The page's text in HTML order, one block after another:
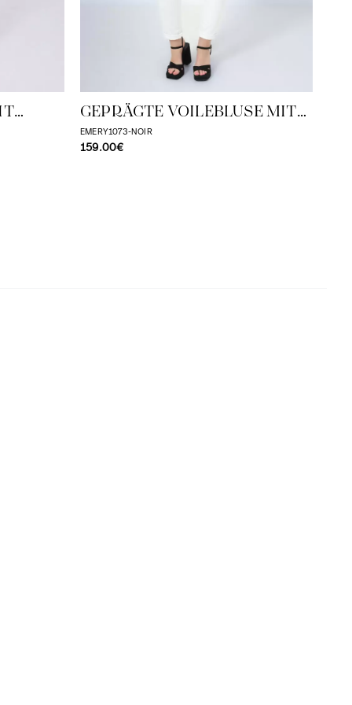
GEPRÄGTE VOILEBLUSE MIT
TON/TON-STREIFENEFFEKT
EMERY1073-NOIR
159.00€